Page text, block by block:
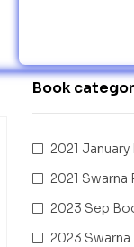
Book
2021
2021
2023 Sep
2023